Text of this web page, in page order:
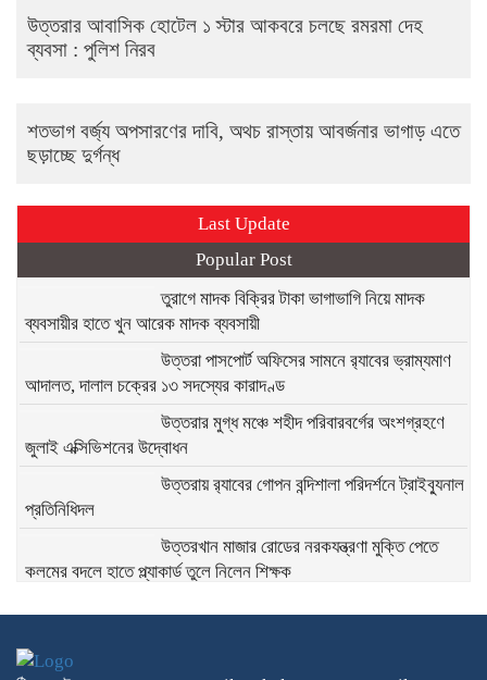
উত্তরার আবাসিক হোটেল ১ স্টার আকবরে চলছে রমরমা দেহ
ব্যবসা : পুলিশ নিরব
শতভাগ বর্জ্য অপসারণের দাবি, অথচ রাস্তায় আবর্জনার ভাগাড় এতে
ছড়াচ্ছে দুর্গন্ধ
Last Update
Popular Post
তুরাগে মাদক বিক্রির টাকা ভাগাভাগি নিয়ে মাদক
ব্যবসায়ীর হাতে খুন আরেক মাদক ব্যবসায়ী
উত্তরা পাসপোর্ট অফিসের সামনে র‍্যাবের ভ্রাম্যমাণ
আদালত, দালাল চক্রের ১৩ সদস্যের কারাদণ্ড
উত্তরার মুগ্ধ মঞ্চে শহীদ পরিবারবর্গের অংশগ্রহণে
জুলাই এক্সিভিশনের উদ্বোধন
উত্তরায় র‍্যাবের গোপন বন্দিশালা পরিদর্শনে ট্রাইব্যুনাল
প্রতিনিধিদল
উত্তরখান মাজার রোডের নরকযন্ত্রণা মুক্তি পেতে
কলমের বদলে হাতে প্ল্যাকার্ড তুলে নিলেন শিক্ষক